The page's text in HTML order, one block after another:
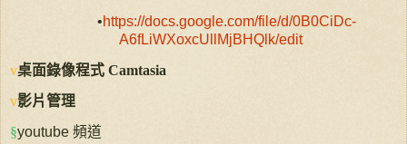
•https://docs.google.com/file/d/0B0CiDc-
A6fLiWXoxcUllMjBHQlk/edit
v桌面錄像程式 Camtasia
v影片管理
§youtube 頻道